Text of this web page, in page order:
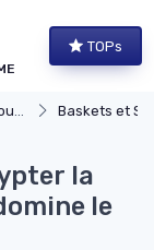
TOPs
Baskets et
la
le